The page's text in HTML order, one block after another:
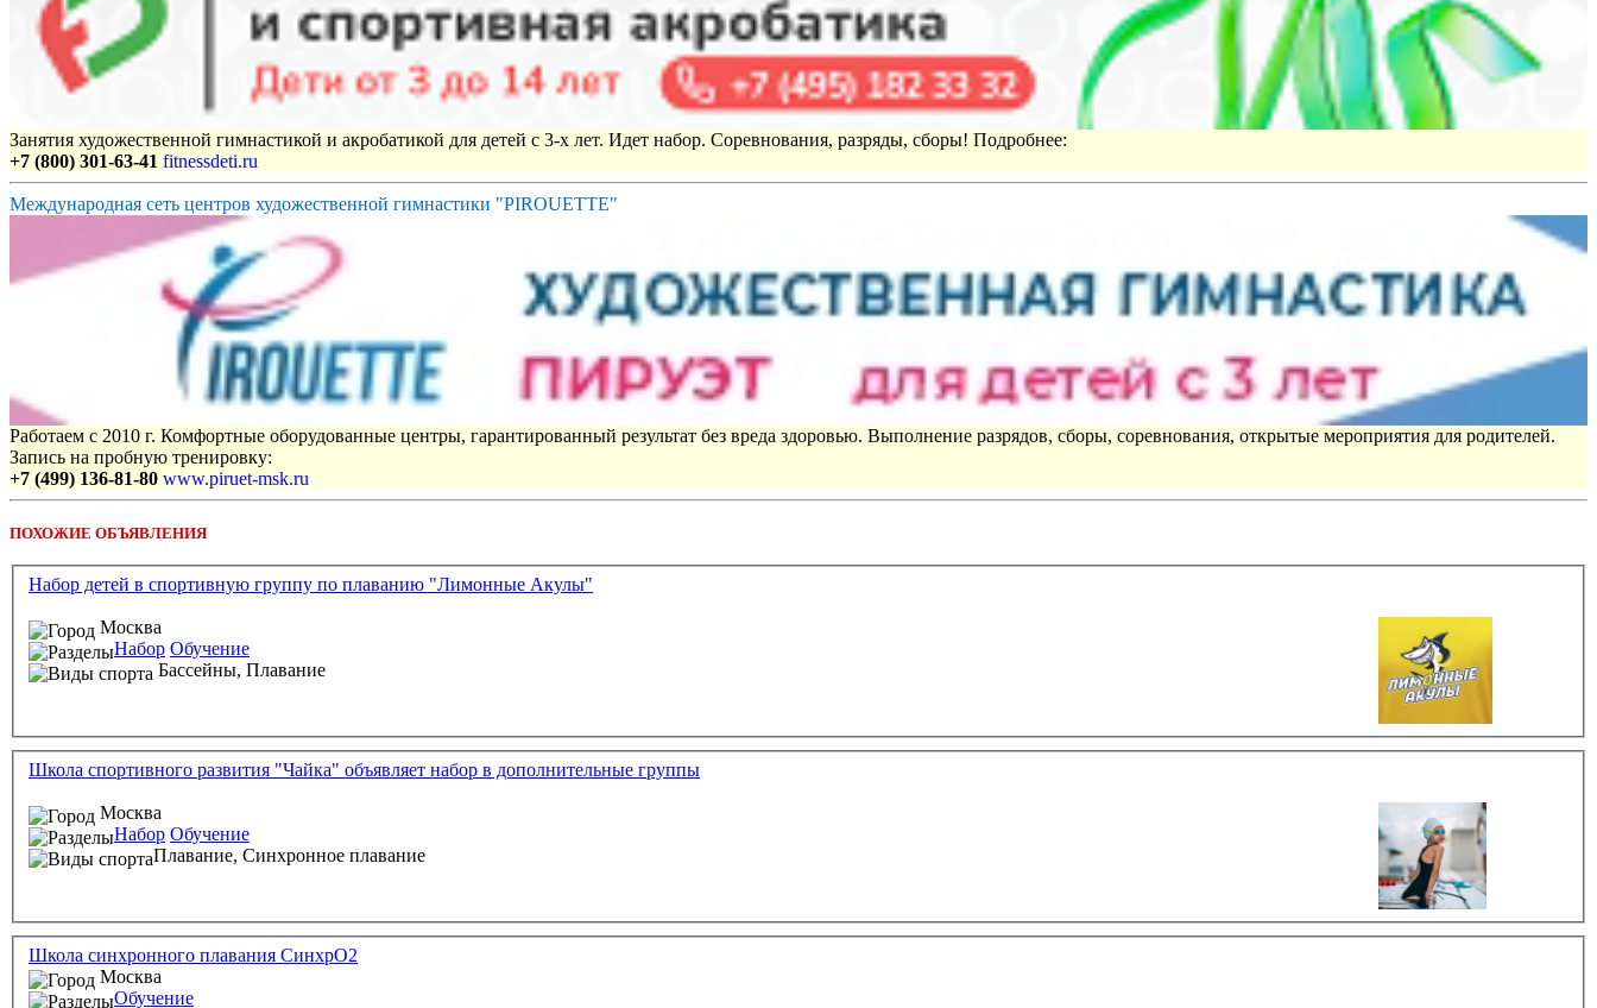
Занятия художественной гимнастикой и акробатикой для детей с 3-х лет. Идет набор. Соревнования, разряды, сборы! Подробнее:
+7 (800) 301-63-41 fitnessdeti.ru
Международная сеть центров художественной гимнастики "PIROUETTE"
Работаем с 2010 г. Комфортные оборудованные центры, гарантированный результат без вреда здоровью. Выполнение разрядов, сборы, соревнования, открытые мероприятия для родителей.
Запись на пробную тренировку:
+7 (499) 136-81-80 www.piruet-msk.ru
ПОХОЖИЕ ОБЪЯВЛЕНИЯ
Набор детей в спортивную группу по плаванию "Лимонные Акулы"
Москва
Набор Обучение
Бассейны, Плавание
Школа спортивного развития "Чайка" объявляет набор в дополнительные группы
Москва
Набор Обучение
Плавание, Синхронное плавание
Школа синхронного плавания СинхрО2
Москва
Обучение